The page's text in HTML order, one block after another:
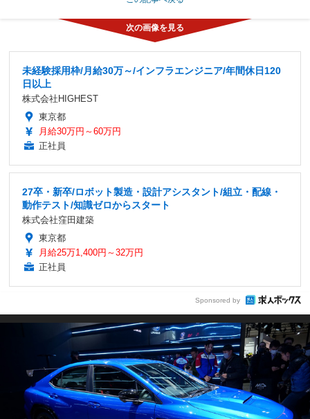
未経験採用枠/月給30万～/インフラエンジニア/年間休日120
日以上
株式会社HIGHEST
東京都
月給30万円～60万円
正社員
27卒・新卒/ロボット製造・設計アシスタント/組立・配線・
動作テスト/知識ゼロからスタート
株式会社窪田建築
東京都
月給25万1,400円～32万円
正社員
Sponsored by